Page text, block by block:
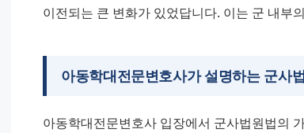
이전되는 큰 변화가 있었답니다. 이는 군 내부
아동학대전문변호사가 설명하는 군사
아동학대전문변호사 입장에서 군사법원법의